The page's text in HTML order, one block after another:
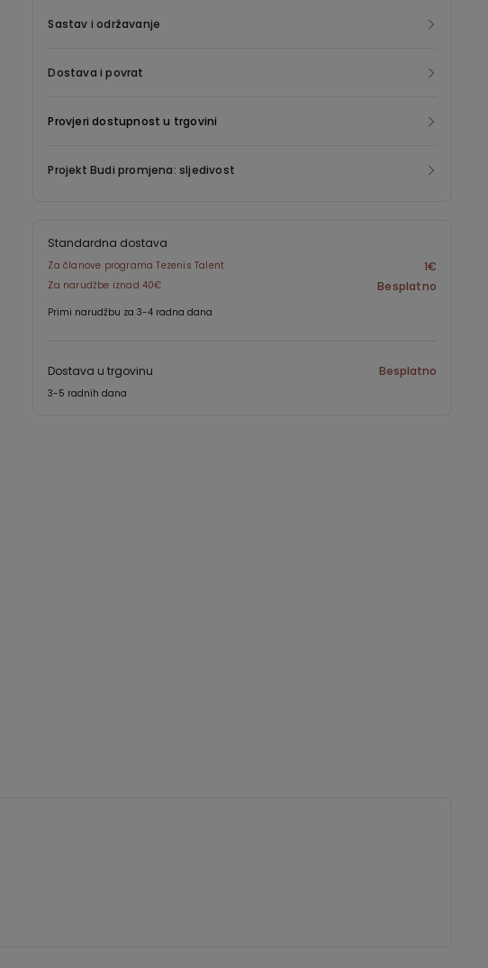
Sastav i održavanje
Dostava i povrat
Provjeri dostupnost u trgovini
Projekt Budi promjena: sljedivost
Standardna dostava
Za članove programa Tezenis Talent 1€
Za narudžbe iznad 40€ Besplatno
Primi narudžbu za 3-4 radna dana
Dostava u trgovinu Besplatno
3-5 radnih dana